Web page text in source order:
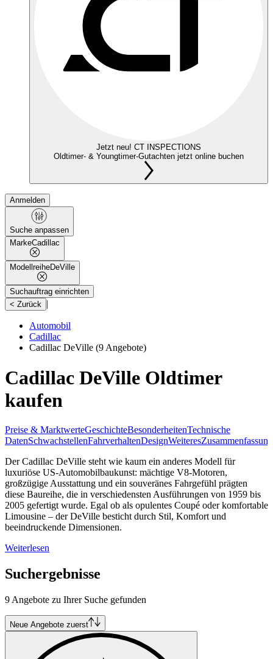
Jetzt neu! CT INSPECTIONS
Oldtimer- & Youngtimer-Gutachten jetzt online buchen
Anmelden
Suche anpassen
MarkeCadillac
ModellreiheDeVille
Suchauftrag einrichten
< Zurück |
Automobil
Cadillac
Cadillac DeVille (9 Angebote)
Cadillac DeVille Oldtimer
kaufen
Preise & MarktwerteGeschichteBesonderheitenTechnische
DatenSchwachstellenFahrverhaltenDesignWeiteresZusammenfassung
Der Cadillac DeVille steht wie kaum ein anderes Modell für
luxuriöse US-Automobilbaukunst: mächtige V8-Motoren,
großzügige Ausstattung und ein souveränes Fahrgefühl prägten
diese Baureihe, die in verschiedensten Ausführungen von 1959 bis
2005 gefertigt wurde. Egal ob als opulentes Coupé oder komfortable
Limousine – der DeVille besticht durch Stil, Komfort und
beeindruckende Dimensionen.
Weiterlesen
Suchergebnisse
9 Angebote zu Ihrer Suche gefunden
Neue Angebote zuerst